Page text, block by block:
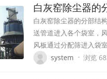
白灰窑除尘器的
白灰窑除尘器的分部结
送管道进入各个袋室，
风板通过分配筛进入袋
system · 浏览